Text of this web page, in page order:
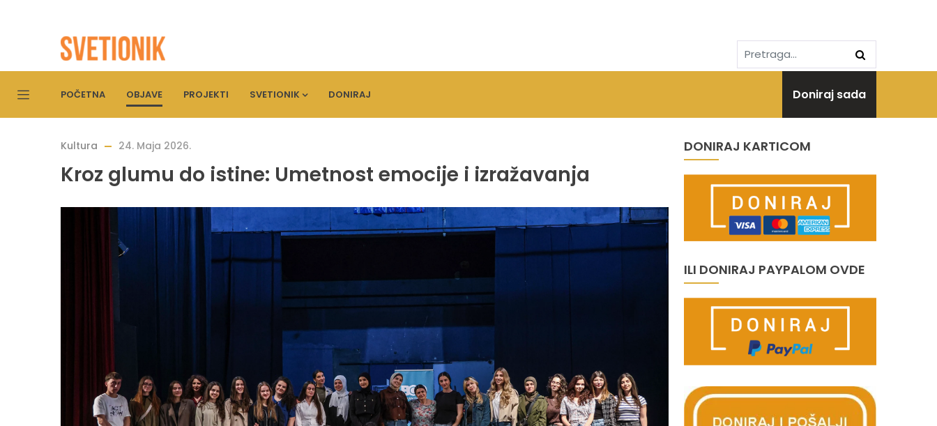
POČETNA OBJAVE PROJEKTI SVETIONIK DONIRAJ Doniraj sada
Kultura 24. Maja 2026.
Kroz glumu do istine: Umetnost emocije i izražavanja
DONIRAJ KARTICOM
ILI DONIRAJ PAYPALOM OVDE